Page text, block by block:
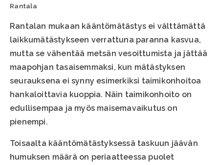
Rantala
Rantalan mukaan kääntömätästys ei välttämättä
laikkumätästykseen verrattuna paranna kasvua,
mutta se vähentää metsän vesoittumista ja jättää
maapohjan tasaisemmaksi, kun mätästyksen
seurauksena ei synny esimerkiksi taimikonhoitoa
hankaloittavia kuoppia. Näin taimikonhoito on
edullisempaa ja myös maisemavaikutus on
pienempi.
Toisaalta kääntömätästyksessä taskuun jäävän
humuksen määrä on periaatteessa puolet